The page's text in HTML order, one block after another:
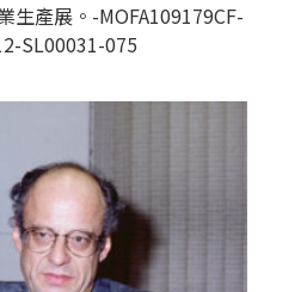
生產展。-MOFA109179CF-
SL00031-075